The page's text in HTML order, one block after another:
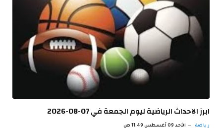
ابرز الاحداث الرياضية ليوم الجمعة في 07-08-2026
رياضة الأحد 09 أغسطس 11:49 ص